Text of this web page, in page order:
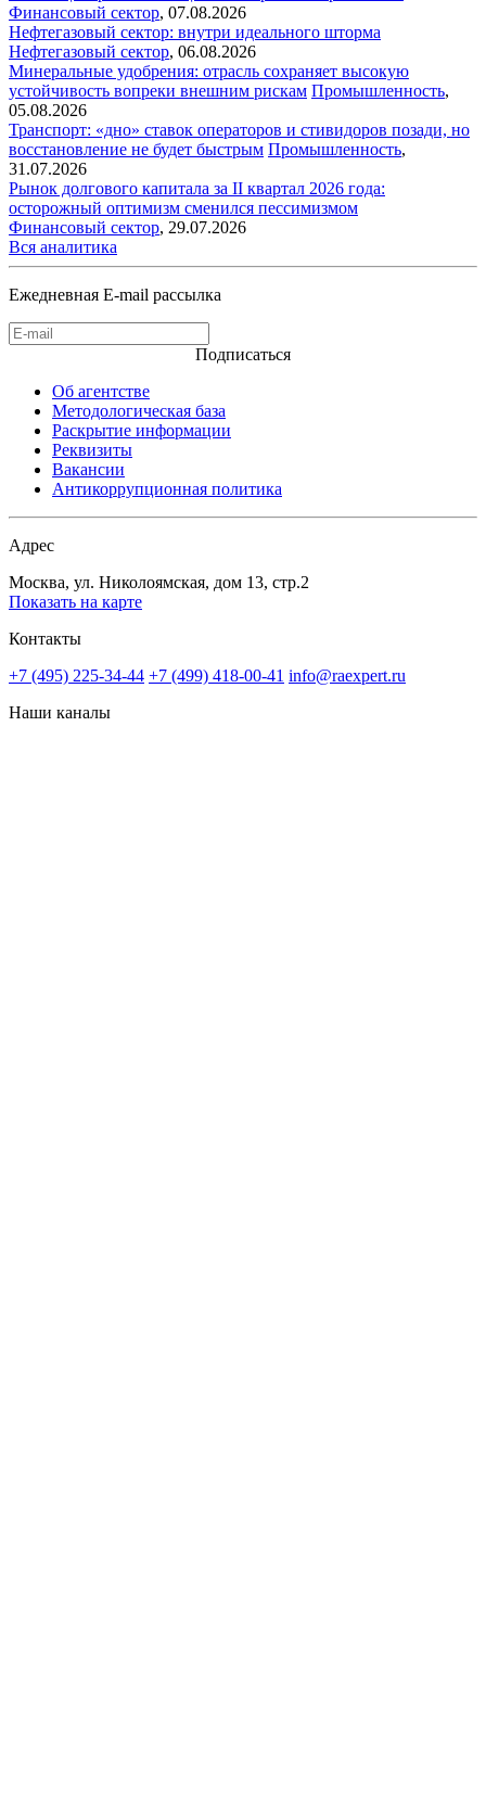
Финансовый сектор, 07.08.2026
Нефтегазовый сектор: внутри идеального шторма
Нефтегазовый сектор, 06.08.2026
Минеральные удобрения: отрасль сохраняет высокую
устойчивость вопреки внешним рискам Промышленность,
05.08.2026
Транспорт: «дно» ставок операторов и стивидоров позади, но
восстановление не будет быстрым Промышленность,
31.07.2026
Рынок долгового капитала за II квартал 2026 года:
осторожный оптимизм сменился пессимизмом
Финансовый сектор, 29.07.2026
Вся аналитика
Ежедневная E-mail рассылка
Подписаться
Об агентстве
Методологическая база
Раскрытие информации
Реквизиты
Вакансии
Антикоррупционная политика
Адрес
Москва, ул. Николоямская, дом 13, стр.2
Показать на карте
Контакты
+7 (495) 225-34-44 +7 (499) 418-00-41 info@raexpert.ru
Наши каналы